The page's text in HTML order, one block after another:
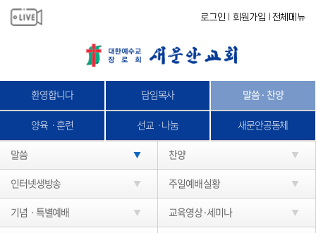
로그인 회원가입 전체메뉴
환영합니다 담임목사 말씀 · 찬양
말씀 찬양
인터넷생방송 주일예배 실황
기념ㆍ특별예배 교육영상·세미나
양육ㆍ훈련 선교ㆍ나눔 새문안공동체